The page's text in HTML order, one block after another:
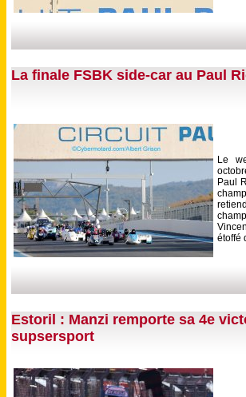
La finale FSBK side-car au Paul
Le
Paul
étoffé
Estoril : Manzi remporte sa 4e
supsersport